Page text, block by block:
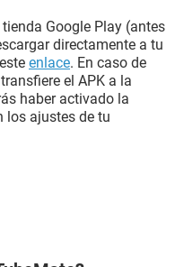
Google Play (antes
directamente a tu
enlace. En caso de
el APK a la
haber activado la
los ajustes de tu